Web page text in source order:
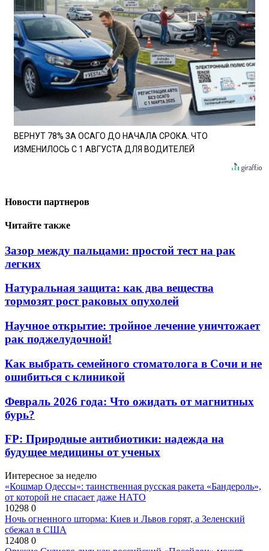
ВЕРНУТ 78% ЗА ОСАГО ДО НАЧАЛА СРОКА. ЧТО
ИЗМЕНИЛОСЬ С 1 АВГУСТА ДЛЯ ВОДИТЕЛЕЙ
Новости партнеров
Читайте также
Зазор между пальцами: простой тест на рак
легких
Натуральная защита: как два вещества
тормозят рост раковых опухолей
Научное открытие: тройное лечение уничтожает
рак поджелудочной!
Как выбрать семейного стоматолога в Сочи и не
ошибиться с клиникой
Февраль 2026 года: Что ожидать от магнитных
бурь?
FP: Природные антибиотики: надежда на
будущее медицины от ученых
Интересное за неделю
«Кошмар Одессы»: таинственная русская ракета «Бандероль»,
от которой не спасает даже НАТО
10298 0
Ночь огненного шторма: Киев и Львов горят, а Зеленский
сбежал в США
12408 0